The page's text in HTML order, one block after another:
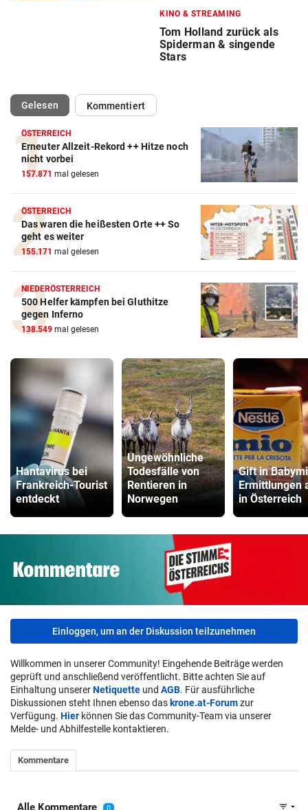
KINO & STREAMING
Tom Holland zurück als
Spiderman & singende
Stars
Gelesen(ausgewählt)Kommentiert
ÖSTERREICH
Erneuter Allzeit-Rekord ++ Hitze noch
nicht vorbei
157.871 mal gelesen
ÖSTERREICH
Das waren die heißesten Orte ++ So
geht es weiter
155.171 mal gelesen
NIEDERÖSTERREICH
500 Helfer kämpfen bei Gluthitze
gegen Inferno
138.549 mal gelesen
Hantavirus bei
Frankreich-Tourist
entdeckt
Ungewöhnliche
Todesfälle von
Rentieren in
Norwegen
Gift in
Ermittlungen
in Österreich
Einloggen, um an der Diskussion teilzunehmen
Willkommen in unserer Community! Eingehende Beiträge werden
geprüft und anschließend veröffentlicht. Bitte achten Sie auf
Einhaltung unsererNetiquette und AGB. Für ausführliche
Diskussionen steht Ihnen ebenso das krone.at-Forumzur
Verfügung. Hier können Sie das Community-Team via unserer
Melde- und Abhilfestelle kontaktieren.